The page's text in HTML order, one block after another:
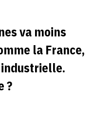
va moins
la France,
?